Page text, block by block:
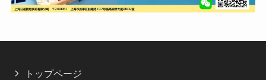
トップページ